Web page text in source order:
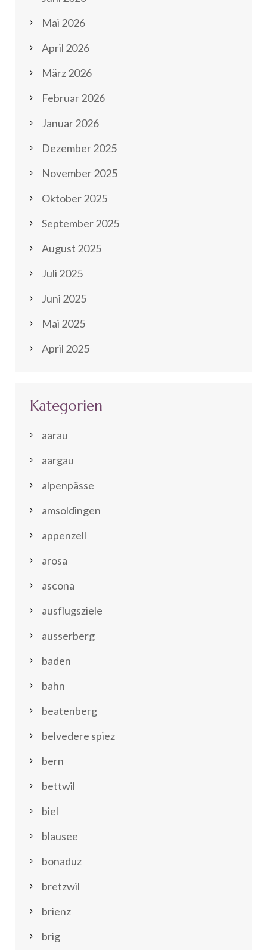
Mai 2026
April 2026
März 2026
Februar 2026
Januar 2026
Dezember 2025
November 2025
Oktober 2025
September 2025
August 2025
Juli 2025
Juni 2025
Mai 2025
April 2025
Kategorien
aarau
aargau
alpenpässe
amsoldingen
appenzell
arosa
ascona
ausflugsziele
ausserberg
baden
bahn
beatenberg
belvedere spiez
bern
bettwil
biel
blausee
bonaduz
bretzwil
brienz
brig